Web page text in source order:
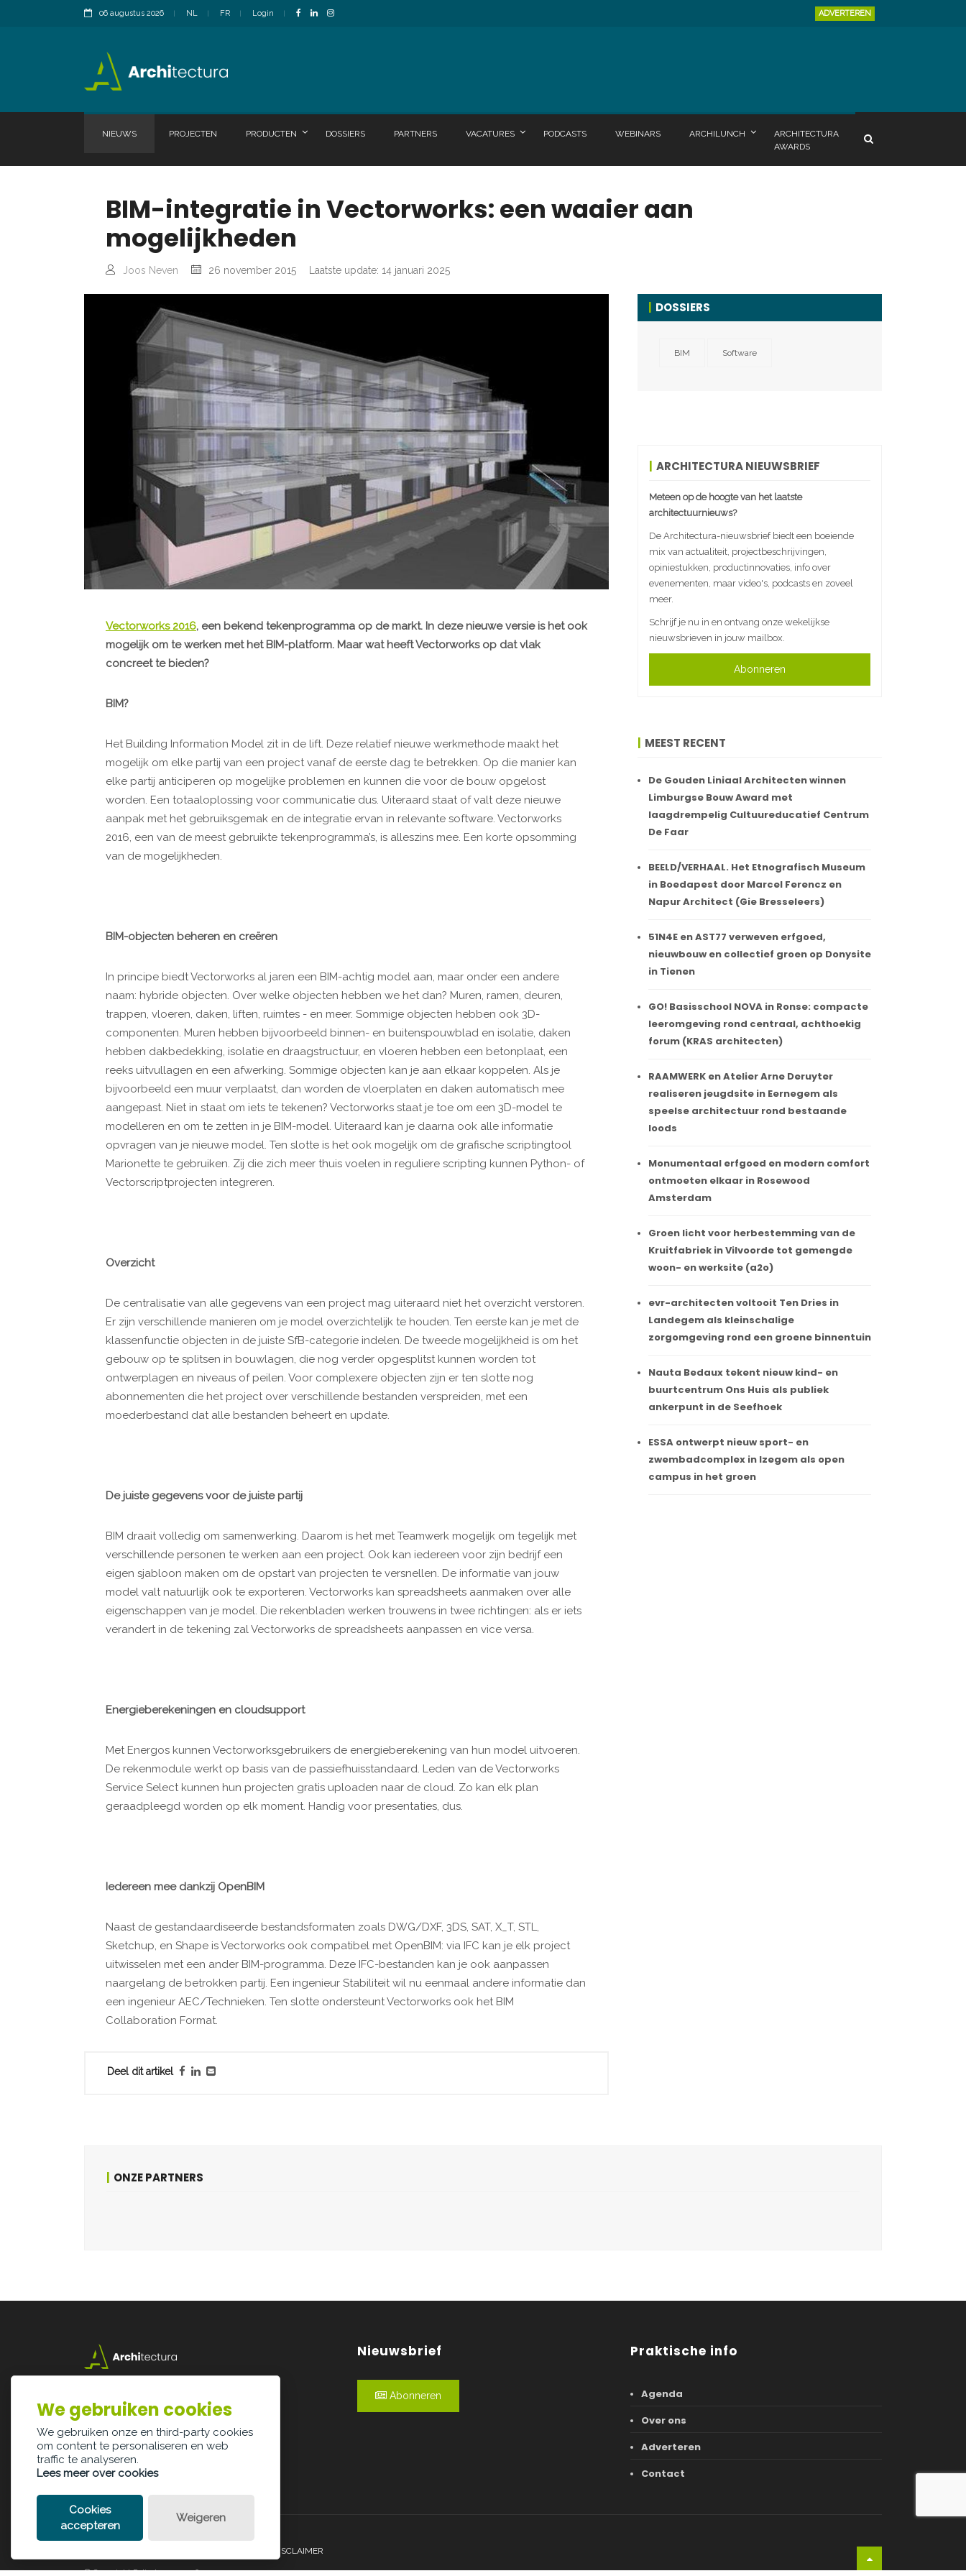
06 augustus 2026 NL FR Login ADVERTEREN
NIEUWS PROJECTEN PRODUCTEN DOSSIERS PARTNERS VACATURES PODCASTS WEBINARS ARCHILUNCH
ARCHITECTURA
AWARDS
BIM-integratie in Vectorworks: een waaier aan
mogelijkheden
Joos Neven 26 november 2015 Laatste update: 14 januari 2025
Vectorworks 2016, een bekend tekenprogramma op de markt. In deze nieuwe versie is het ook
mogelijk om te werken met het BIM-platform. Maar wat heeft Vectorworks op dat vlak
concreet te bieden?
BIM?
Het Building Information Model zit in de lift. Deze relatief nieuwe werkmethode maakt het
mogelijk om elke partij van een project vanaf de eerste dag te betrekken. Op die manier kan
elke partij anticiperen op mogelijke problemen en kunnen die voor de bouw opgelost
worden. Een totaaloplossing voor communicatie dus. Uiteraard staat of valt deze nieuwe
aanpak met het gebruiksgemak en de integratie ervan in relevante software. Vectorworks
2016, een van de meest gebruikte tekenprogramma’s, is alleszins mee. Een korte opsomming
van de mogelijkheden.
BIM-objecten beheren en creëren
In principe biedt Vectorworks al jaren een BIM-achtig model aan, maar onder een andere
naam: hybride objecten. Over welke objecten hebben we het dan? Muren, ramen, deuren,
trappen, vloeren, daken, liften, ruimtes - en meer. Sommige objecten hebben ook 3D-
componenten. Muren hebben bijvoorbeeld binnen- en buitenspouwblad en isolatie, daken
hebben dakbedekking, isolatie en draagstructuur, en vloeren hebben een betonplaat, een
reeks uitvullagen en een afwerking. Sommige objecten kan je aan elkaar koppelen. Als je
bijvoorbeeld een muur verplaatst, dan worden de vloerplaten en daken automatisch mee
aangepast. Niet in staat om iets te tekenen? Vectorworks staat je toe om een 3D-model te
modelleren en om te zetten in je BIM-model. Uiteraard kan je daarna ook alle informatie
opvragen van je nieuwe model. Ten slotte is het ook mogelijk om de grafische scriptingtool
Marionette te gebruiken. Zij die zich meer thuis voelen in reguliere scripting kunnen Python- of
Vectorscriptprojecten integreren.
Overzicht
De centralisatie van alle gegevens van een project mag uiteraard niet het overzicht verstoren.
Er zijn verschillende manieren om je model overzichtelijk te houden. Ten eerste kan je met de
klassenfunctie objecten in de juiste SfB-categorie indelen. De tweede mogelijkheid is om het
gebouw op te splitsen in bouwlagen, die nog verder opgesplitst kunnen worden tot
ontwerplagen en niveaus of peilen. Voor complexere objecten zijn er ten slotte nog
abonnementen die het project over verschillende bestanden verspreiden, met een
moederbestand dat alle bestanden beheert en update.
De juiste gegevens voor de juiste partij
BIM draait volledig om samenwerking. Daarom is het met Teamwerk mogelijk om tegelijk met
verschillende personen te werken aan een project. Ook kan iedereen voor zijn bedrijf een
eigen sjabloon maken om de opstart van projecten te versnellen. De informatie van jouw
model valt natuurlijk ook te exporteren. Vectorworks kan spreadsheets aanmaken over alle
eigenschappen van je model. Die rekenbladen werken trouwens in twee richtingen: als er iets
verandert in de tekening zal Vectorworks de spreadsheets aanpassen en vice versa.
Energieberekeningen en cloudsupport
Met Energos kunnen Vectorworksgebruikers de energieberekening van hun model uitvoeren.
De rekenmodule werkt op basis van de passiefhuisstandaard. Leden van de Vectorworks
Service Select kunnen hun projecten gratis uploaden naar de cloud. Zo kan elk plan
geraadpleegd worden op elk moment. Handig voor presentaties, dus.
Iedereen mee dankzij OpenBIM
Naast de gestandaardiseerde bestandsformaten zoals DWG/DXF, 3DS, SAT, X_T, STL,
Sketchup, en Shape is Vectorworks ook compatibel met OpenBIM: via IFC kan je elk project
uitwisselen met een ander BIM-programma. Deze IFC-bestanden kan je ook aanpassen
naargelang de betrokken partij. Een ingenieur Stabiliteit wil nu eenmaal andere informatie dan
een ingenieur AEC/Technieken. Ten slotte ondersteunt Vectorworks ook het BIM
Collaboration Format.
Deel dit artikel
DOSSIERS
BIM Software
ARCHITECTURA NIEUWSBRIEF
Meteen op de hoogte van het laatste
architectuurnieuws?
De Architectura-nieuwsbrief biedt een boeiende
mix van actualiteit, projectbeschrijvingen,
opiniestukken, productinnovaties, info over
evenementen, maar video's, podcasts en zoveel
meer.
Schrijf je nu in en ontvang onze wekelijkse
nieuwsbrieven in jouw mailbox.
Abonneren
MEEST RECENT
De Gouden Liniaal Architecten winnen
Limburgse Bouw Award met
laagdrempelig Cultuureducatief Centrum
De Faar
BEELD/VERHAAL. Het Etnografisch Museum
in Boedapest door Marcel Ferencz en
Napur Architect (Gie Bresseleers)
51N4E en AST77 verweven erfgoed,
nieuwbouw en collectief groen op Donysite
in Tienen
GO! Basisschool NOVA in Ronse: compacte
leeromgeving rond centraal, achthoekig
forum (KRAS architecten)
RAAMWERK en Atelier Arne Deruyter
realiseren jeugdsite in Eernegem als
speelse architectuur rond bestaande
loods
Monumentaal erfgoed en modern comfort
ontmoeten elkaar in Rosewood
Amsterdam
Groen licht voor herbestemming van de
Kruitfabriek in Vilvoorde tot gemengde
woon- en werksite (a2o)
evr-architecten voltooit Ten Dries in
Landegem als kleinschalige
zorgomgeving rond een groene binnentuin
Nauta Bedaux tekent nieuw kind- en
buurtcentrum Ons Huis als publiek
ankerpunt in de Seefhoek
ESSA ontwerpt nieuw sport- en
zwembadcomplex in Izegem als open
campus in het groen
ONZE PARTNERS
3500 Hasselt
info@architectura.be
Nieuwsbrief
Abonneren
Praktische info
Agenda
Over ons
Adverteren
Contact
LEGAL DISCLAIMER
© Copyright Palindroom 2026
We gebruiken cookies
We gebruiken onze en third-party cookies
om content te personaliseren en web
traffic te analyseren.
Lees meer over cookies
Cookies
accepteren
Weigeren